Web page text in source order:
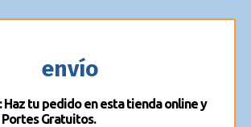
envío
Haz tu pedido en esta tienda online y
Gratuitos.